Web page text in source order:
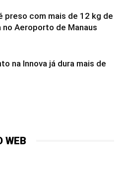
preso com mais de 12 kg de
no Aeroporto de Manaus
na Innova já dura mais de
WEB